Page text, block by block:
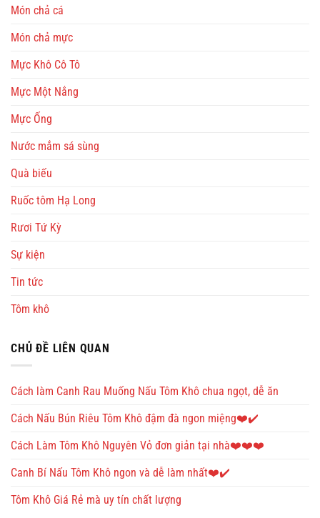
Món chả cá
Món chả mực
Mực Khô Cô Tô
Mực Một Nắng
Mực Ống
Nước mắm sá sùng
Quà biếu
Ruốc tôm Hạ Long
Rươi Tứ Kỳ
Sự kiện
Tin tức
Tôm khô
CHỦ ĐỀ LIÊN QUAN
Cách làm Canh Rau Muống Nấu Tôm Khô chua ngọt, dễ ăn
Cách Nấu Bún Riêu Tôm Khô đậm đà ngon miệng❤️✔️
Cách Làm Tôm Khô Nguyên Vỏ đơn giản tại nhà❤️❤️❤️
Canh Bí Nấu Tôm Khô ngon và dễ làm nhất❤️✔️
Tôm Khô Giá Rẻ mà uy tín chất lượng